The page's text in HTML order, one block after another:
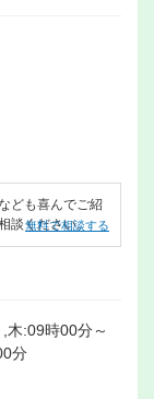
ども喜んでご紹
談ください。
無料で相談する
木:09時00分～
分